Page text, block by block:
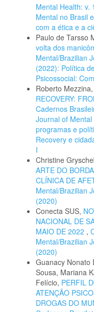
Mental Health: v.
Mental no Brasil
com a ética e a
Paulo de Tarsso
volta dos
Mental/Brazilian
(2022): Política
Psicossocial:
Roberto
RECOVERY:
Cadernos
Journal of
programas e
Recovery e
I
Christine
ARTE DO
CLÍNICA DE
Mental/Brazilian
(2020)
Conecta SUS,
NACIONAL DE
MAIO DE 2022 ,
Mental/Brazilian
(2020)
Guanacy Nonato
Sousa, Mariana
Felício, PERFIL
ATENÇÃO
DROGAS DO